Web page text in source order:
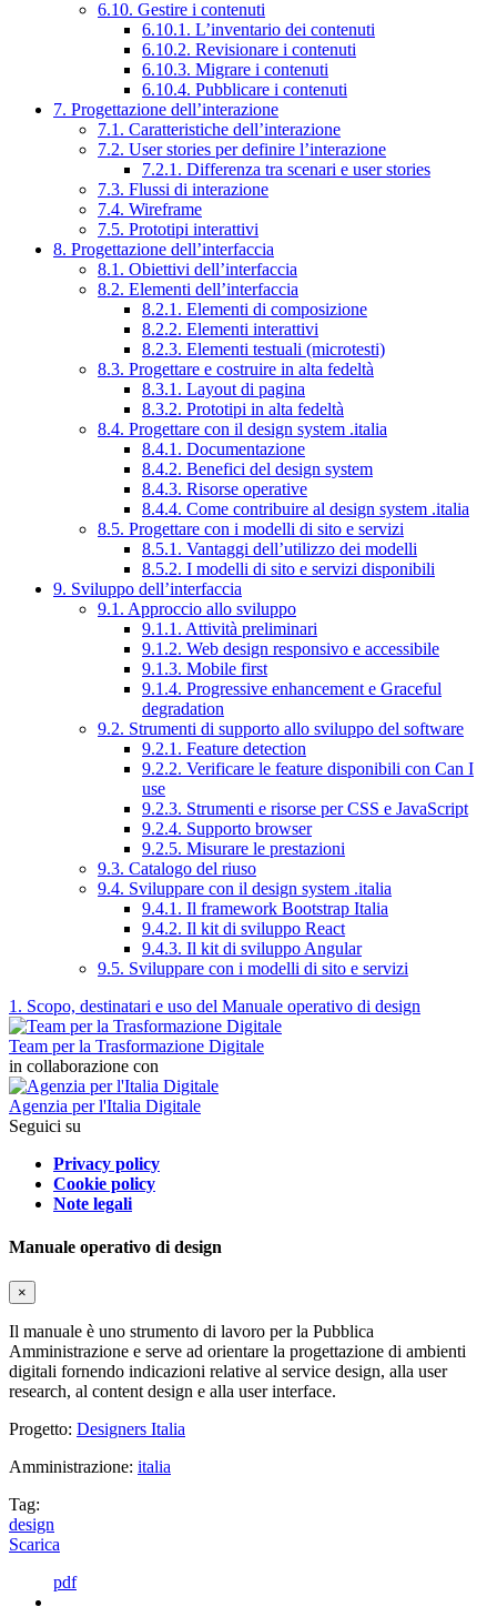
6.10. Gestire i contenuti
6.10.1. L’inventario dei contenuti
6.10.2. Revisionare i contenuti
6.10.3. Migrare i contenuti
6.10.4. Pubblicare i contenuti
7. Progettazione dell’interazione
7.1. Caratteristiche dell’interazione
7.2. User stories per definire l’interazione
7.2.1. Differenza tra scenari e user stories
7.3. Flussi di interazione
7.4. Wireframe
7.5. Prototipi interattivi
8. Progettazione dell’interfaccia
8.1. Obiettivi dell’interfaccia
8.2. Elementi dell’interfaccia
8.2.1. Elementi di composizione
8.2.2. Elementi interattivi
8.2.3. Elementi testuali (microtesti)
8.3. Progettare e costruire in alta fedeltà
8.3.1. Layout di pagina
8.3.2. Prototipi in alta fedeltà
8.4. Progettare con il design system .italia
8.4.1. Documentazione
8.4.2. Benefici del design system
8.4.3. Risorse operative
8.4.4. Come contribuire al design system .italia
8.5. Progettare con i modelli di sito e servizi
8.5.1. Vantaggi dell’utilizzo dei modelli
8.5.2. I modelli di sito e servizi disponibili
9. Sviluppo dell’interfaccia
9.1. Approccio allo sviluppo
9.1.1. Attività preliminari
9.1.2. Web design responsivo e accessibile
9.1.3. Mobile first
9.1.4. Progressive enhancement e Graceful
degradation
9.2. Strumenti di supporto allo sviluppo del software
9.2.1. Feature detection
9.2.2. Verificare le feature disponibili con Can I
use
9.2.3. Strumenti e risorse per CSS e JavaScript
9.2.4. Supporto browser
9.2.5. Misurare le prestazioni
9.3. Catalogo del riuso
9.4. Sviluppare con il design system .italia
9.4.1. Il framework Bootstrap Italia
9.4.2. Il kit di sviluppo React
9.4.3. Il kit di sviluppo Angular
9.5. Sviluppare con i modelli di sito e servizi
1. Scopo, destinatari e uso del Manuale operativo di design
Team per la Trasformazione Digitale
in collaborazione con
Agenzia per l'Italia Digitale
Seguici su
Privacy policy
Cookie policy
Note legali
Manuale operativo di design
×
Il manuale è uno strumento di lavoro per la Pubblica
Amministrazione e serve ad orientare la progettazione di ambienti
digitali fornendo indicazioni relative al service design, alla user
research, al content design e alla user interface.
Progetto: Designers Italia
Amministrazione: italia
Tag:
design
Scarica
pdf